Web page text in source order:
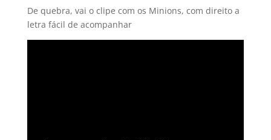
De quebra, vai o clipe com os Minions, com direito a
letra fácil de acompanhar